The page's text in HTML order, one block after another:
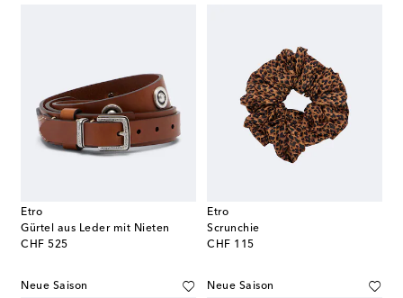
Etro
Gürtel aus Leder mit Nieten
CHF 525
original price
Etro
Scrunchie
CHF 115
original price
Neue Saison Neue Saison